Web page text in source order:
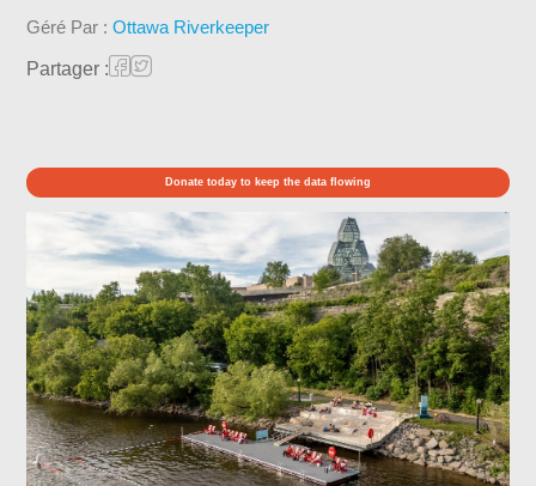
Géré Par :Ottawa Riverkeeper
Partager :
Donate today to keep the data flowing